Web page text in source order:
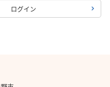
ログイン